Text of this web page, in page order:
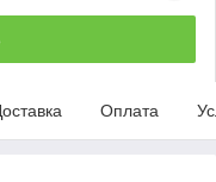
Оплата